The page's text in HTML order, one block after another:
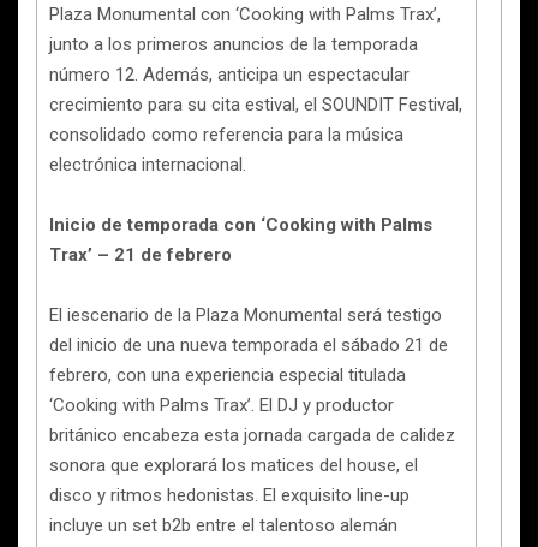
Plaza Monumental con ‘Cooking with Palms Trax’,
junto a los primeros anuncios de la temporada
número 12. Además, anticipa un espectacular
crecimiento para su cita estival, el SOUNDIT Festival,
consolidado como referencia para la música
electrónica internacional.
Inicio de temporada con ‘Cooking with Palms
Trax’ – 21 de febrero
El iescenario de la Plaza Monumental será testigo
del inicio de una nueva temporada el sábado 21 de
febrero, con una experiencia especial titulada
‘Cooking with Palms Trax’. El DJ y productor
británico encabeza esta jornada cargada de calidez
sonora que explorará los matices del house, el
disco y ritmos hedonistas. El exquisito line-up
incluye un set b2b entre el talentoso alemán